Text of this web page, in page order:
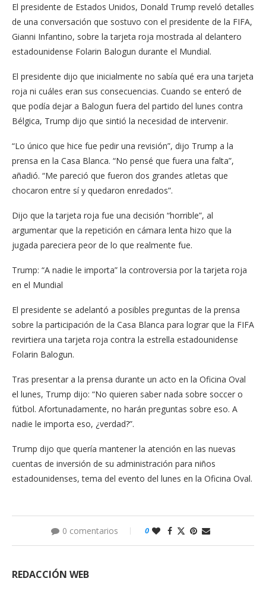
El presidente de Estados Unidos, Donald Trump reveló detalles
de una conversación que sostuvo con el presidente de la FIFA,
Gianni Infantino, sobre la tarjeta roja mostrada al delantero
estadounidense Folarin Balogun durante el Mundial.
El presidente dijo que inicialmente no sabía qué era una tarjeta
roja ni cuáles eran sus consecuencias. Cuando se enteró de
que podía dejar a Balogun fuera del partido del lunes contra
Bélgica, Trump dijo que sintió la necesidad de intervenir.
“Lo único que hice fue pedir una revisión”, dijo Trump a la
prensa en la Casa Blanca. “No pensé que fuera una falta”,
añadió. “Me pareció que fueron dos grandes atletas que
chocaron entre sí y quedaron enredados”.
Dijo que la tarjeta roja fue una decisión “horrible”, al
argumentar que la repetición en cámara lenta hizo que la
jugada pareciera peor de lo que realmente fue.
Trump: “A nadie le importa” la controversia por la tarjeta roja
en el Mundial
El presidente se adelantó a posibles preguntas de la prensa
sobre la participación de la Casa Blanca para lograr que la FIFA
revirtiera una tarjeta roja contra la estrella estadounidense
Folarin Balogun.
Tras presentar a la prensa durante un acto en la Oficina Oval
el lunes, Trump dijo: “No quieren saber nada sobre soccer o
fútbol. Afortunadamente, no harán preguntas sobre eso. A
nadie le importa eso, ¿verdad?”.
Trump dijo que quería mantener la atención en las nuevas
cuentas de inversión de su administración para niños
estadounidenses, tema del evento del lunes en la Oficina Oval.
0 comentarios 0
REDACCIÓN WEB